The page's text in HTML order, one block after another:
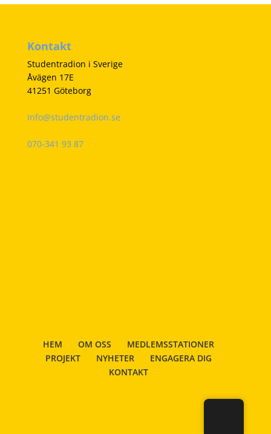
Kontakt
Studentradion i Sverige
Åvägen 17E
41251 Göteborg
info@studentradion.se
070-341 93 87
HEM OM OSS
MEDLEMSSTATIONER
PROJEKT
NYHETER
ENGAGERA DIG
KONTAKT
| Drivs med